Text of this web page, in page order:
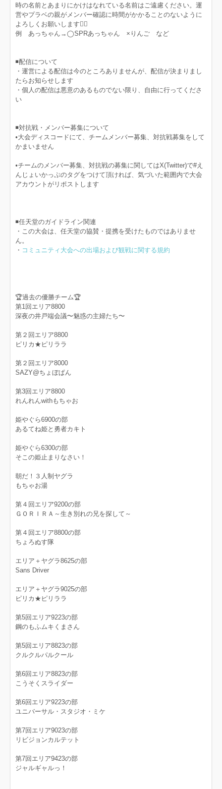
時の名前とあまりにかけはなれている名前はご遠慮ください。運
営やプラベの親がメンバー確認に時間がかかることのないように
よろしくお願いします🙇‍♀️
例 あっちゃん→◯SPRあっちゃん ×りんご など
◾️配信について
・運営による配信は今のところありませんが、配信が決まりまし
たらお知らせします
・個人の配信は悪意のあるものでない限り、自由に行ってくださ
い
◾️対抗戦・メンバー募集について
•大会ディスコードにて、チームメンバー募集、対抗戦募集をして
かまいません
•チームのメンバー募集、対抗戦の募集に関してはX(Twitter)で#え
んじょいかっぷのタグをつけて頂ければ、気づいた範囲内で大会
アカウントがリポストします
◾️任天堂のガイドライン関連
・この大会は、任天堂の協賛・提携を受けたものではありませ
ん。
・ コミュニティ大会への出場および観戦に関する規約
🏆過去の優勝チーム🏆
第1回エリア8800
深夜の井戸端会議〜魅惑の主婦たち〜
第２回エリア8800
ピリカ★ピリララ
第２回エリア8000
SAZY@ちょぼぱん
第3回エリア8800
れんれんwithもちゃお
姫やぐら6900の部
あるてね姫と勇者カキト
姫やぐら6300の部
そこの姫止まりなさい！
朝だ！３人制ヤグラ
もちゃお湯
第４回エリア9200の部
ＧＯＲＩＲＡ～生き別れの兄を探して～
第４回エリア8800の部
ちょろぬす隊
エリア＋ヤグラ8625の部
Sans Driver
エリア＋ヤグラ9025の部
ピリカ★ピリララ
第5回エリア9223の部
鋼のもふムキくまさん
第5回エリア8823の部
クルクルパルクール
第6回エリア8823の部
こうそくスライダー
第6回エリア9223の部
ユニバーサル・スタジオ・ミケ
第7回エリア9023の部
リビジョンカルテット
第7回エリア9423の部
ジャルギャルっ！